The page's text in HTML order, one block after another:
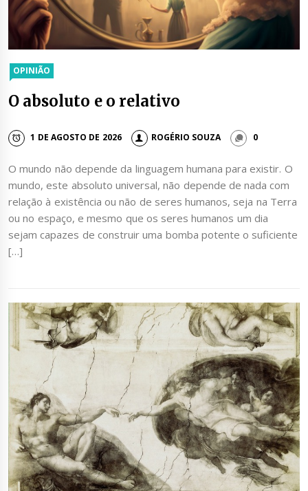
OPINIÃO
O absoluto e o relativo
1 DE AGOSTO DE 2026 ROGÉRIO SOUZA 0
O mundo não depende da linguagem humana para existir. O
mundo, este absoluto universal, não depende de nada com
relação à existência ou não de seres humanos, seja na Terra
ou no espaço, e mesmo que os seres humanos um dia
sejam capazes de construir uma bomba potente o suficiente
[…]